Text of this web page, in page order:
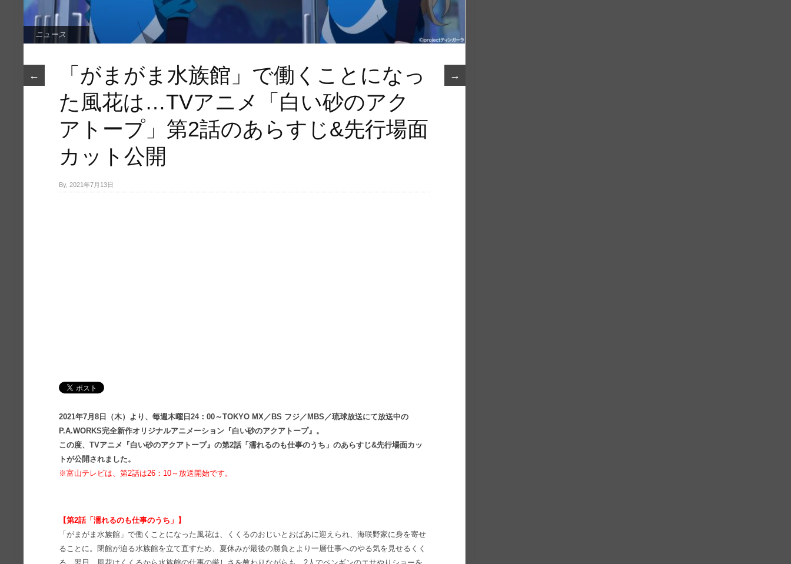
ニュース
← →
「がまがま水族館」で働くことになっ
た風花は…TVアニメ「白い砂のアク
アトープ」第2話のあらすじ&先行場面
カット公開
By, 2021年7月13日
2021年7月8日（木）より、毎週木曜日24：00～TOKYO MX／BS フジ／MBS／琉球放送にて放送中の
P.A.WORKS完全新作オリジナルアニメーション『白い砂のアクアトープ』。
この度、TVアニメ『白い砂のアクアトープ』の第2話「濡れるのも仕事のうち」のあらすじ&先行場面カッ
トが公開されました。
※富山テレビは、第2話は26：10～放送開始です。
【第2話「濡れるのも仕事のうち」】
「がまがま水族館」で働くことになった風花は、くくるのおじいとおばあに迎えられ、海咲野家に身を寄せ
ることに。閉館が迫る水族館を立て直すため、夏休みが最後の勝負とより一層仕事へのやる気を見せるくく